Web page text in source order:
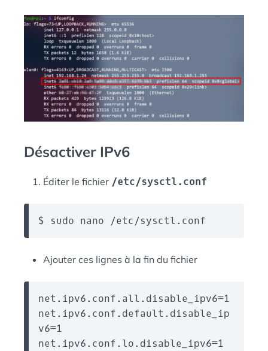
Désactiver IPv6
Éditer le fichier /etc/sysctl.conf
$ sudo nano /etc/sysctl.conf
Ajouter ces lignes à la fin du fichier
net.ipv6.conf.all.disable_ipv6=1
net.ipv6.conf.default.disable_ip
v6=1
net.ipv6.conf.lo.disable_ipv6=1